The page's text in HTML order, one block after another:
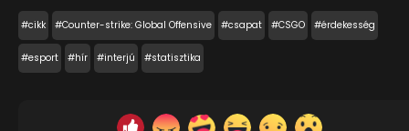
#cikk #Counter-strike: Global Offensive #csapat #CSGO #érdekesség
#esport #hír #interjú #statisztika